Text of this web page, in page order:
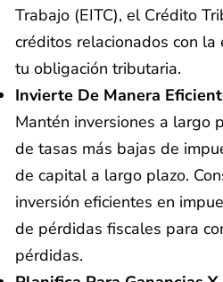
Trabajo (EITC), el Crédito
créditos relacionados con la
tu obligación tributaria.
Invierte De Manera
Mantén inversiones a largo
de tasas más bajas de
de capital a largo plazo.
inversión eficientes en
de pérdidas fiscales para
pérdidas.